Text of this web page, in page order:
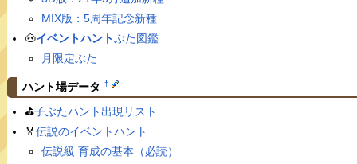
MIX版：5周年記念新種
🐽イベントハントぶた図鑑
月限定ぶた
ハント場データ †
⛳️子ぶたハント出現リスト
🏅伝説のイベントハント
伝説級 育成の基本（必読）